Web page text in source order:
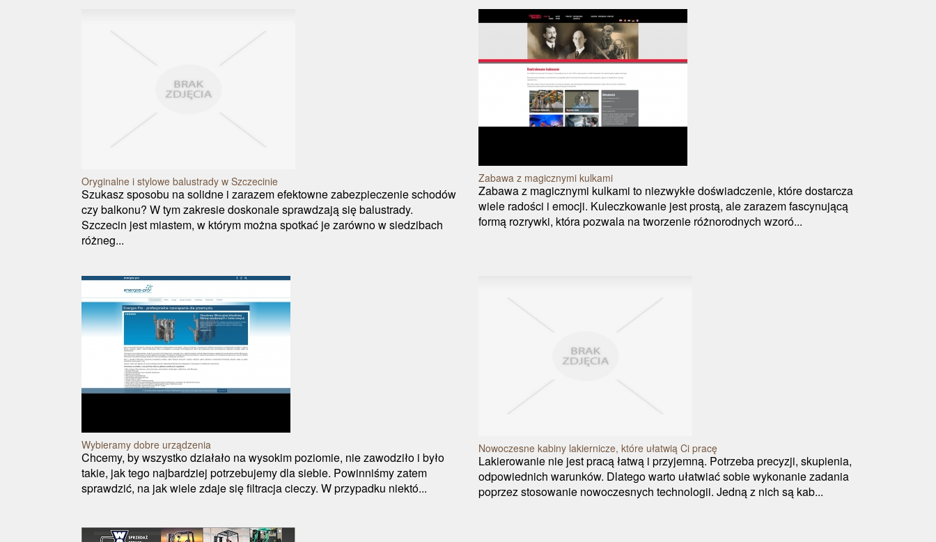
Oryginalne i stylowe balustrady w Szczecinie
Szukasz sposobu na solidne i zarazem efektowne zabezpieczenie schodów
czy balkonu? W tym zakresie doskonale sprawdzają się balustrady.
Szczecin jest miastem, w którym można spotkać je zarówno w siedzibach
różneg...
Zabawa z magicznymi kulkami
Zabawa z magicznymi kulkami to niezwykłe doświadczenie, które dostarcza
wiele radości i emocji. Kuleczkowanie jest prostą, ale zarazem fascynującą
formą rozrywki, która pozwala na tworzenie różnorodnych wzoró...
Wybieramy dobre urządzenia
Chcemy, by wszystko działało na wysokim poziomie, nie zawodziło i było
takie, jak tego najbardziej potrzebujemy dla siebie. Powinniśmy zatem
sprawdzić, na jak wiele zdaje się filtracja cieczy. W przypadku niektó...
Nowoczesne kabiny lakiernicze, które ułatwią Ci pracę
Lakierowanie nie jest pracą łatwą i przyjemną. Potrzeba precyzji, skupienia,
odpowiednich warunków. Dlatego warto ułatwiać sobie wykonanie zadania
poprzez stosowanie nowoczesnych technologii. Jedną z nich są kab...